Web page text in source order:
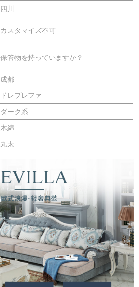
四川
カスタマイズ不可
保管物を持っていますか？
成都
ドレプレファ
ダーク系
木綿
丸太